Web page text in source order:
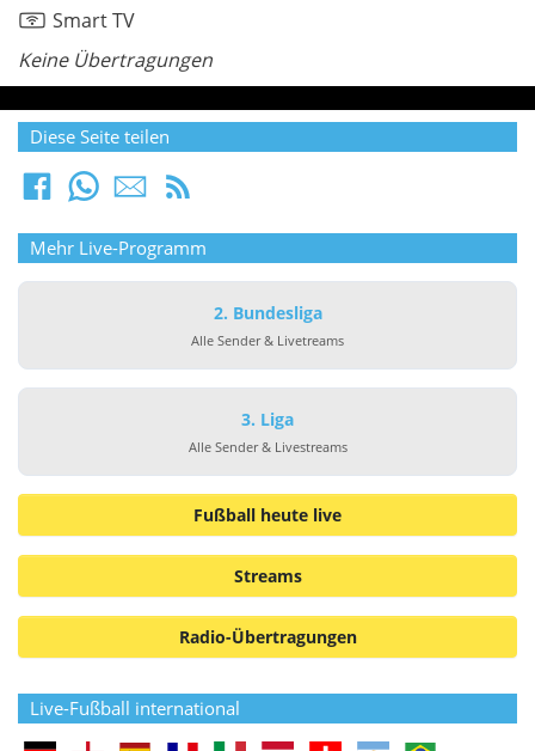
Smart TV
Keine Übertragungen
Diese Seite teilen
Mehr Live-Programm
2. Bundesliga
Alle Sender & Livetreams
3. Liga
Alle Sender & Livestreams
Fußball heute live
Streams
Radio-Übertragungen
Live-Fußball international